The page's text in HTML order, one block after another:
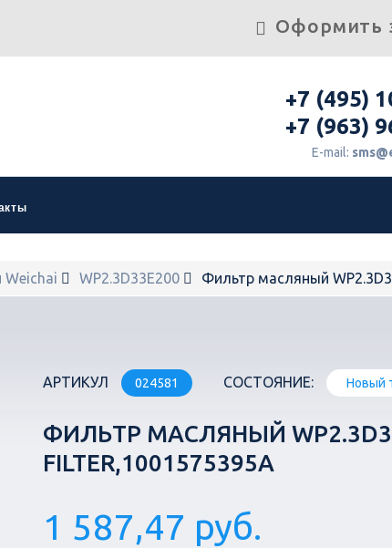
Оформить
+7 (495)
+7 (963)
E-mail:
Weichai WP2.3D33E200 Фильтр масляный
АРТИКУЛ 024581 СОСТОЯНИЕ: Новый
ФИЛЬТР МАСЛЯНЫЙ
FILTER,1001575395A
1 587,47 руб.